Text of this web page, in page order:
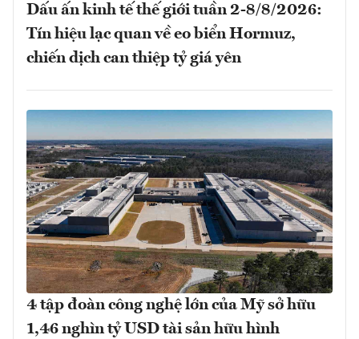
Dấu ấn kinh tế thế giới tuần 2-8/8/2026:
Tín hiệu lạc quan về eo biển Hormuz,
chiến dịch can thiệp tỷ giá yên
4 tập đoàn công nghệ lớn của Mỹ sở hữu
1,46 nghìn tỷ USD tài sản hữu hình